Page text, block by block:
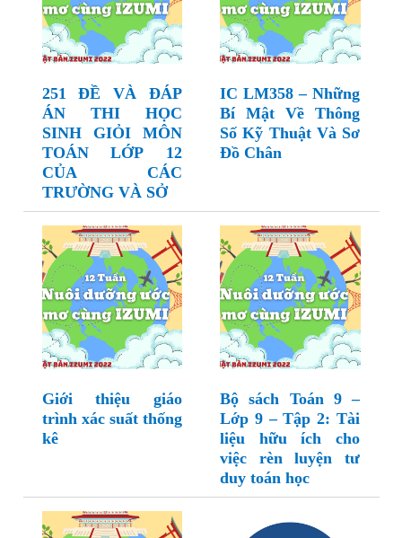
251 ĐỀ VÀ ĐÁP
ÁN THI HỌC
SINH GIỎI MÔN
TOÁN LỚP 12
CỦA CÁC
TRƯỜNG VÀ SỞ
IC LM358 – Những
Bí Mật Về Thông
Số Kỹ Thuật Và Sơ
Đồ Chân
Giới thiệu giáo
trình xác suất thống
kê
Bộ sách Toán 9 –
Lớp 9 – Tập 2: Tài
liệu hữu ích cho
việc rèn luyện tư
duy toán học